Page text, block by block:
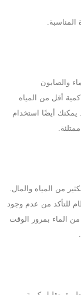
والصابون
أقل من المياه
أيضًا استخدام
من المياه والمال.
للتأكد من عدم وجود
الماء بمرور الوقت